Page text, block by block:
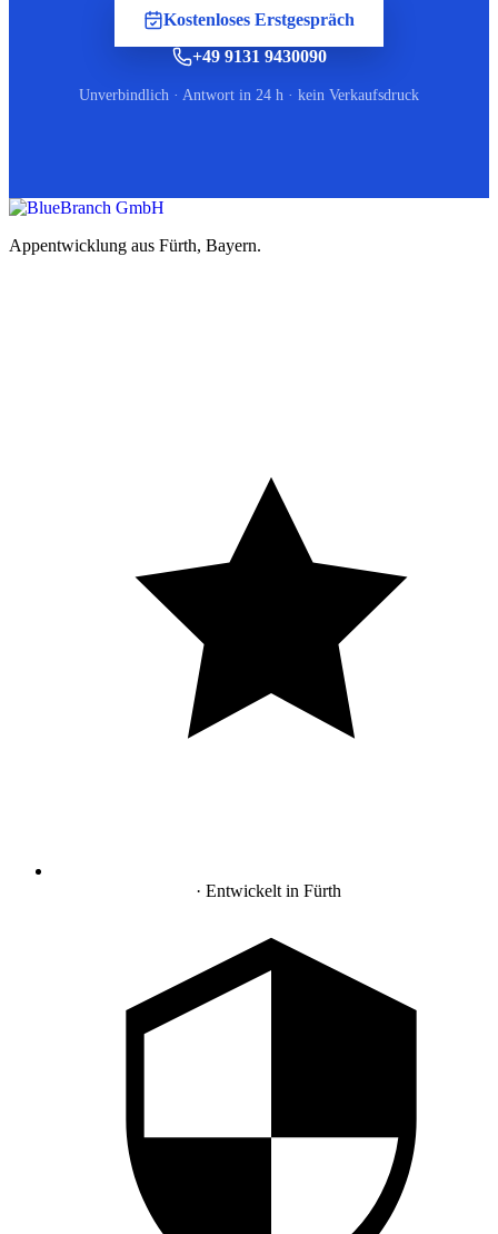
Kostenloses Erstgespräch
+49 9131 9430090
Unverbindlich · Antwort in 24 h · kein Verkaufsdruck
Appentwicklung aus Fürth, Bayern.
· Entwickelt in Fürth